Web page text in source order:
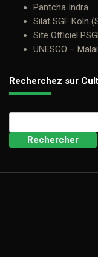
Pantcha Indra
Silat SGF Köln
Site Officiel
UNESCO –
Recherchez sur